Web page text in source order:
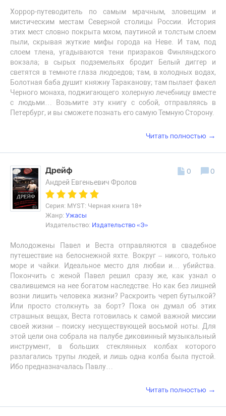
Хоррор-путеводитель по самым мрачным, зловещим и
мистическим местам Северной столицы России. История
этих мест словно покрыта мхом, паутиной и толстым слоем
пыли, скрывая жуткие мифы города на Неве. И там, под
слоем тлена, угадываются тени призраков Финляндского
вокзала; в сырых подземельях бродит Белый диггер и
светятся в темноте глаза людоедов; там, в холодных водах,
Болотная баба душит княжну Тараканову; там пылает факел
Черного монаха, поджигающего холерную лечебницу вместе
с людьми… Возьмите эту книгу с собой, отправляясь в
Петербург, и вы сможете познать его самую Темную Сторону.
Читать полностью →
Дрейф
Андрей Евгеньевич Фролов
Серия: MYST: Черная книга 18+
Жанр: Ужасы
Издательство: Издательство «Э»
Молодожены Павел и Веста отправляются в свадебное
путешествие на белоснежной яхте. Вокруг – никого, только
море и чайки. Идеальное место для любви и… убийства.
Покончить с женой Павел решил сразу же, как узнал о
свалившемся на нее богатом наследстве. Но как без лишней
возни лишить человека жизни? Раскроить череп бутылкой?
Или просто столкнуть за борт? Пока он думал об этих
страшных вещах, Веста готовилась к самой важной миссии
своей жизни – поиску несуществующей восьмой ноты. Для
этой цели она собрала на палубе диковинный музыкальный
инструмент, в больших стеклянных колбах которого
разлагались трупы людей, и лишь одна колба была пустой.
Ибо предназначалась Павлу…
0 0
Читать полностью →